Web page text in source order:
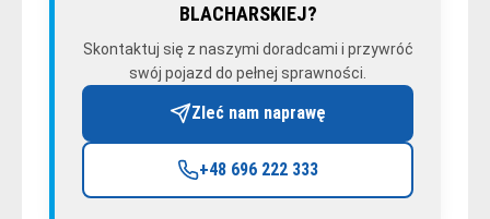
BLACHARSKIEJ?
Skontaktuj się z naszymi doradcami i przywróć
swój pojazd do pełnej sprawności.
Zleć nam naprawę
+48 696 222 333